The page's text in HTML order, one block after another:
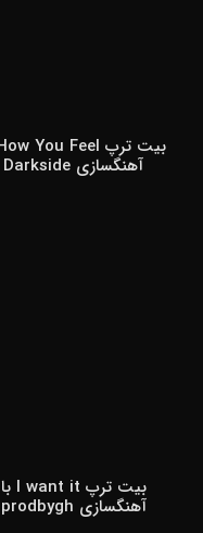
آهنگسازی Darkside
بیت ترپ I want it با
آهنگسازی prodbygh